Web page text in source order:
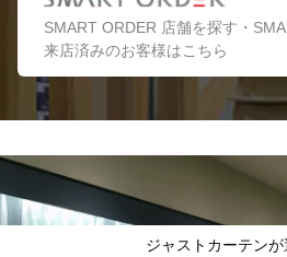
SMART ORDER 店舗を探す・
来店済みのお客様はこちら
ジャストカーテン